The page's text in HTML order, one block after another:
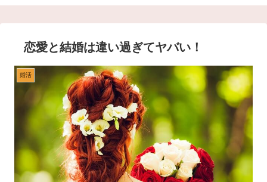
恋愛と結婚は違い過ぎてヤバい！
婚活